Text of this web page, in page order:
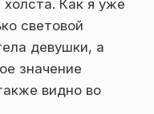
Как я уже
световой
девушки, а
значение
видно во